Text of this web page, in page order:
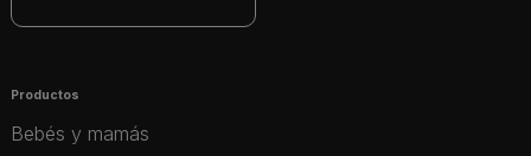
Productos
Bebés y mamás